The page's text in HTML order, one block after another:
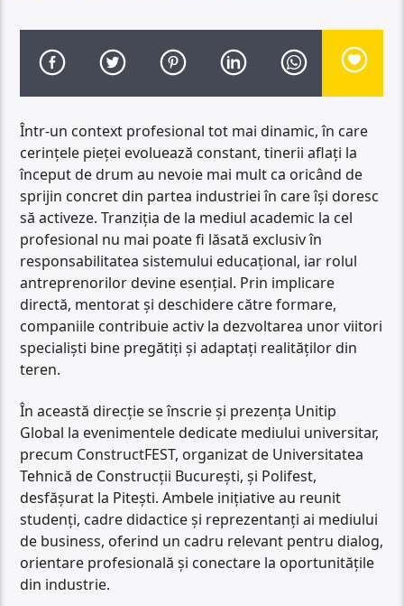
Într-un context profesional tot mai dinamic, în care
cerințele pieței evoluează constant, tinerii aflați la
început de drum au nevoie mai mult ca oricând de
sprijin concret din partea industriei în care își doresc
să activeze. Tranziția de la mediul academic la cel
profesional nu mai poate fi lăsată exclusiv în
responsabilitatea sistemului educațional, iar rolul
antreprenorilor devine esențial. Prin implicare
directă, mentorat și deschidere către formare,
companiile contribuie activ la dezvoltarea unor viitori
specialiști bine pregătiți și adaptați realităților din
teren.
În această direcție se înscrie și prezența Unitip
Global la evenimentele dedicate mediului universitar,
precum ConstructFEST, organizat de Universitatea
Tehnică de Construcții București, și Polifest,
desfășurat la Pitești. Ambele inițiative au reunit
studenți, cadre didactice și reprezentanți ai mediului
de business, oferind un cadru relevant pentru dialog,
orientare profesională și conectare la oportunitățile
din industrie.